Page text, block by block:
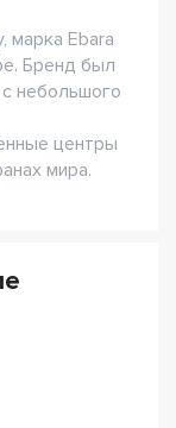
марка Ebara
Бренд был
с небольшого
центры
мира.